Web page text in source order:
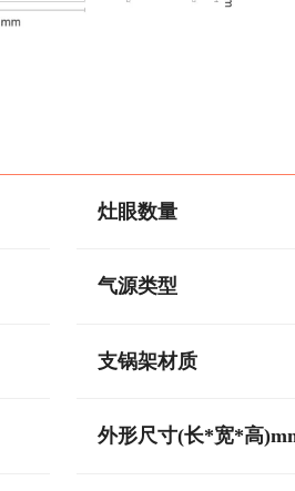
灶眼数量
气源类型
支锅架材质
外形尺寸(长*宽*高